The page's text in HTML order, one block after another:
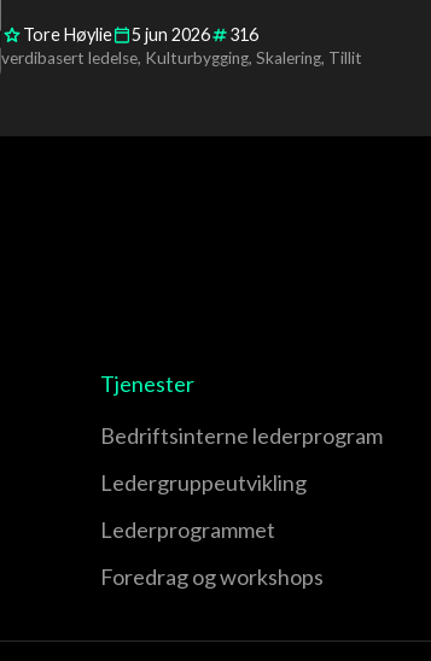
Tore Høylie 5 jun 2026 316
verdibasert ledelse Kulturbygging Skalering Tillit
Tjenester
Bedriftsinterne lederprogram
Leder­gruppe­utvikling
Leder­programmet
Foredrag og workshops